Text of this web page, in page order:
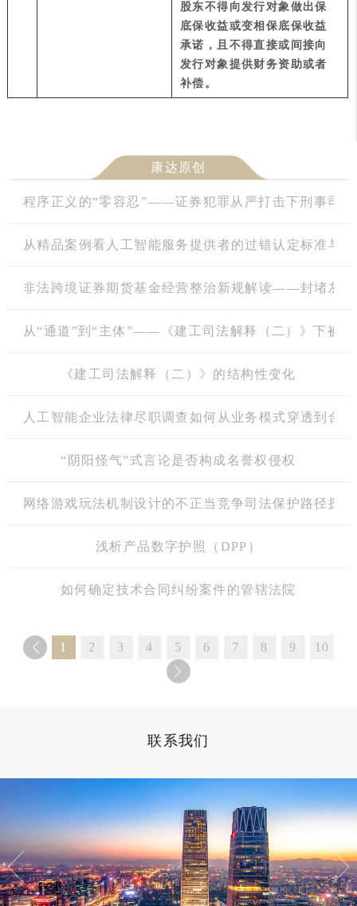
股东不得向发行对象做出保
底保收益或变相保底保收益
承诺，且不得直接或间接向
发行对象提供财务资助或者
补偿。
康达原创
程序正义的“零容忍”——证券犯罪从严打击下刑事司
从精品案例看人工智能服务提供者的过错认定标准与
非法跨境证券期货基金经营整治新规解读——封堵灰
从“通道”到“主体”——《建工司法解释（二）》下被
《建工司法解释（二）》的结构性变化
人工智能企业法律尽职调查如何从业务模式穿透到
“阴阳怪气”式言论是否构成名誉权侵权
网络游戏玩法机制设计的不正当竞争司法保护路径探索
浅析产品数字护照（DPP）
如何确定技术合同纠纷案件的管辖法院
1 2 3 4 5 6 7 8 9 10
联系我们